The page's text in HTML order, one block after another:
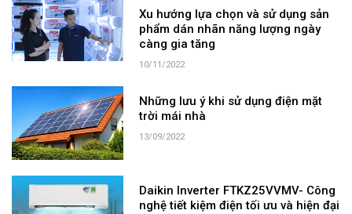
Xu hướng lựa chọn và sử dụng sản
phẩm dán nhãn năng lượng ngày
càng gia tăng
10/11/2022
Những lưu ý khi sử dụng điện mặt
trời mái nhà
13/09/2022
Daikin Inverter FTKZ25VVMV- Công
nghệ tiết kiệm điện tối ưu và hiện đại